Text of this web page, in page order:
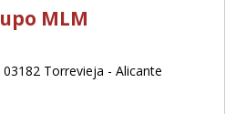
MLM
Torrevieja - Alicante